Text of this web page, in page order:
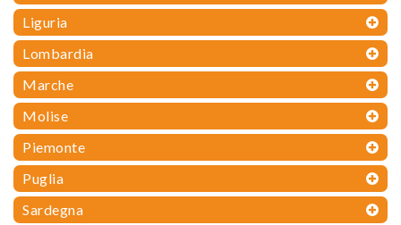
Liguria
Lombardia
Marche
Molise
Piemonte
Puglia
Sardegna